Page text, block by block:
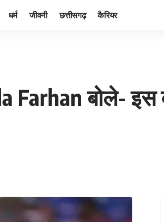
धर्म जीवनी छत्तीसगढ़ कैरियर
Farhan बोले- इस